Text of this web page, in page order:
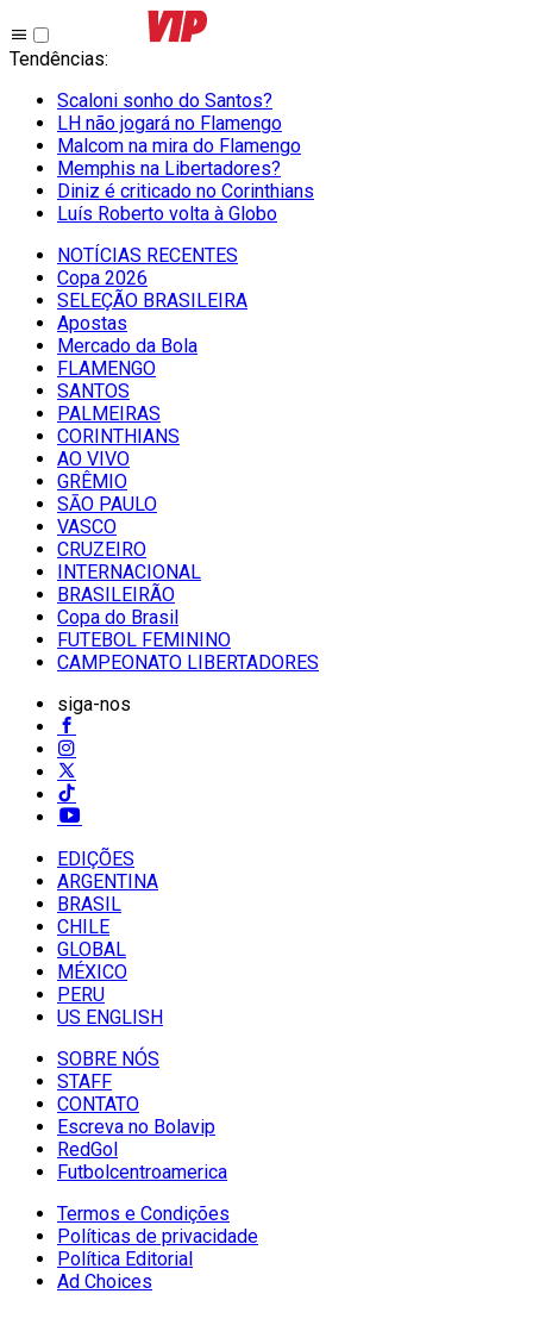
Tendências:
Scaloni sonho do Santos?
LH não jogará no Flamengo
Malcom na mira do Flamengo
Memphis na Libertadores?
Diniz é criticado no Corinthians
Luís Roberto volta à Globo
NOTÍCIAS RECENTES
Copa 2026
SELEÇÃO BRASILEIRA
Apostas
Mercado da Bola
FLAMENGO
SANTOS
PALMEIRAS
CORINTHIANS
AO VIVO
GRÊMIO
SĀO PAULO
VASCO
CRUZEIRO
INTERNACIONAL
BRASILEIRÃO
Copa do Brasil
FUTEBOL FEMININO
CAMPEONATO LIBERTADORES
siga-nos
EDIÇÕES
ARGENTINA
BRASIL
CHILE
GLOBAL
MÉXICO
PERU
US ENGLISH
SOBRE NÓS
STAFF
CONTATO
Escreva no Bolavip
RedGol
Futbolcentroamerica
Termos e Condições
Políticas de privacidade
Política Editorial
Ad Choices